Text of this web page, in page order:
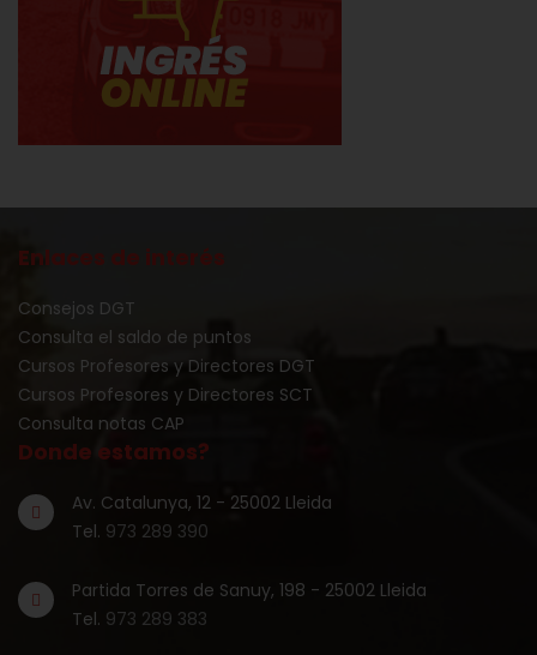
Enlaces de interés
Consejos DGT
Consulta el saldo de puntos
Cursos Profesores y Directores DGT
Cursos Profesores y Directores SCT
Consulta notas CAP
Donde estamos?
Av. Catalunya, 12 - 25002 Lleida
Tel. 973 289 390
Partida Torres de Sanuy, 198 - 25002 Lleida
Tel. 973 289 383